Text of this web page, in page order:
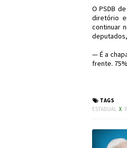
O PSDB
diretório
continuar
— É a
frente.
TAGS
ESTADUAL X